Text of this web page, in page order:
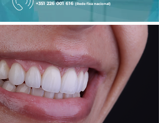
+351 226 001 616 (Rede fixa nacional)